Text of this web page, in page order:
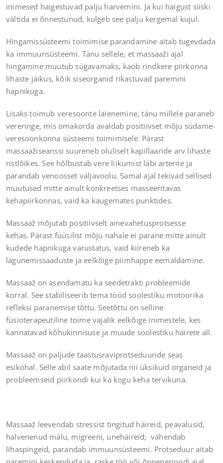
inimesed haigestuvad palju harvemini. Ja kui haigust siiski
vältida ei õnnestunud, kulgeb see palju kergemal kujul.
Hingamissüsteemi toimimise parandamine aitab tugevdada
ka immuunsüsteemi. Tänu sellele, et massaaži ajal
hingamine muutub sügavamaks, kaob rindkere piirkonna
lihaste jäikus, kõik siseorganid rikastuvad paremini
hapnikuga.
Lisaks toimub veresoonte laienemine, tänu millele paraneb
vereringe, mis omakorda avaldab positiivset mõju südame-
veresoonkonna süsteemi toimimisele. Pärast
massaažiseanssi suureneb oluliselt kapillaaride arv lihaste
ristlõikes. See hõlbustab vere liikumist läbi arterite ja
parandab venoosset väljavoolu. Samal ajal tekivad sellised
muutused mitte ainult konkreetses masseeritavas
kehapiirkonnas, vaid ka kaugemates punktides.
Massaaž mõjutab positiivselt ainevahetusprotsesse
kehas. Pärast füüsilist mõju nahale ei parane mitte ainult
kudede hapnikuga varustatus, vaid kiireneb ka
lagunemissaaduste ja eelkõige piimhappe eemaldamine.
Massaaž on asendamatu ka seedetrakti probleemide
korral. See stabiliseerib tema tööd soolestiku motoorika
refleksi paranemise tõttu. Seetõttu on selline
füsioterapeutiline toime vajalik eelkõige inimestele, kes
kannatavad kõhukinnisuse ja muude soolestiku häirete all.
Massaaž on paljude taastusraviprotseduuride seas
esikohal. Selle abil saate mõjutada nii üksikuid organeid ja
probleemseid piirkondi kui ka kogu keha tervikuna.
Massaaž leevendab stressist tingitud häireid, peavalusid,
halvenenud mälu, migreeni, unehäireid; vähendab
lihaspingeid, parandab immuunsüsteemi. Protseduur aitab